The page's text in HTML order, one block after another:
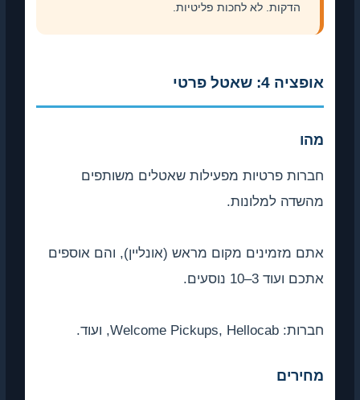
הדקות. לא לחכות פליטיות.
אופציה 4: שאטל פרטי
מהו
חברות פרטיות מפעילות שאטלים משותפים
מהשדה למלונות.
אתם מזמינים מקום מראש (אונליין), והם אוספים
אתכם ועוד 3–10 נוסעים.
חברות: Welcome Pickups, Hellocab, ועוד.
מחירים